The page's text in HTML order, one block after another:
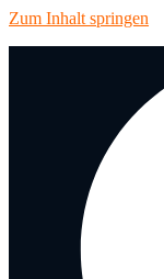
Zum Inhalt springen